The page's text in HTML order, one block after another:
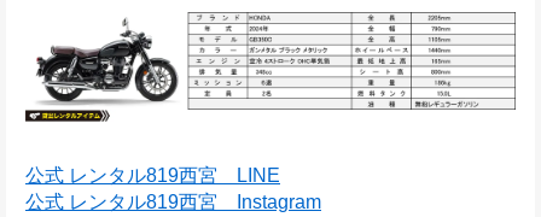
公式 レンタル819西宮　LINE
公式 レンタル819西宮　Instagram